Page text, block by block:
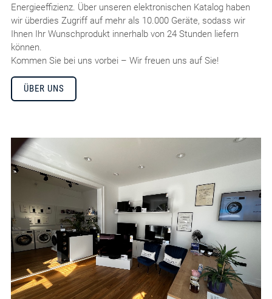
Energieeffizienz. Über unseren elektronischen Katalog haben
wir überdies Zugriff auf mehr als 10.000 Geräte, sodass wir
Ihnen Ihr Wunschprodukt innerhalb von 24 Stunden liefern
können.
Kommen Sie bei uns vorbei – Wir freuen uns auf Sie!
ÜBER UNS